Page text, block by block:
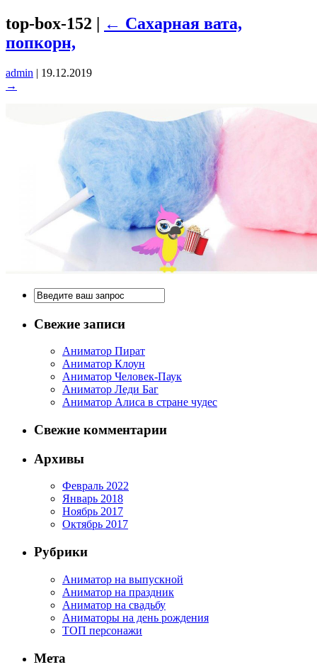
top-box-152 | ← Сахарная вата,
попкорн,
admin | 19.12.2019
→
Свежие записи
Аниматор Пират
Аниматор Клоун
Аниматор Человек-Паук
Аниматор Леди Баг
Аниматор Алиса в стране чудес
Свежие комментарии
Архивы
Февраль 2022
Январь 2018
Ноябрь 2017
Октябрь 2017
Рубрики
Аниматор на выпускной
Аниматор на праздник
Аниматор на свадьбу
Аниматоры на день рождения
ТОП персонажи
Мета